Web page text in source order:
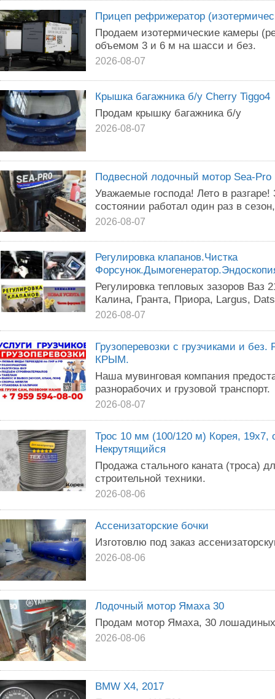
Прицеп рефрижератор
Продаем изотермические камеры
объемом 3 и 6 м на шасси и без.
2026-08-07
Крышка багажника б/у Cherry Tiggo4
Продам крышку багажника б/у
2026-08-07
Подвесной лодочный мотор Sea-Pro
Уважаемые господа! Лето в
состоянии работал один раз в
2026-08-07
Регулировка клапанов.Чистка
Регулировка тепловых зазоров Ваз
Калина, Гранта, Приора, Largus,
2026-08-07
Грузоперевозки с грузчиками и
КРЫМ.
Наша мувинговая компания
разнорабочих и грузовой транспорт.
2026-08-07
Трос 10 мм (100/120 м) Корея, 19х7,
Некрутящийся
Продажа стального каната (троса)
строительной техники.
2026-08-06
Ассенизаторские бочки
Изготовлю под заказ
2026-08-06
Лодочный мотор Ямаха 30
Продам мотор Ямаха, 30
2026-08-06
BMW X4, 2017